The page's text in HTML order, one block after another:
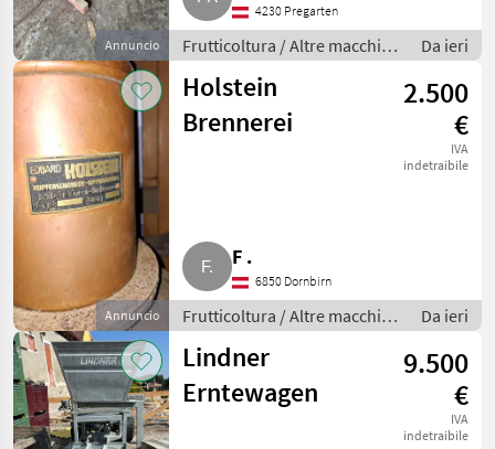
Annuncio
4230 Pregarten
Frutticoltura / Altre macchine
per frutticoltura
Da ieri
Annuncio
Holstein
Brennerei
2.500
€
IVA
indetraibile
F .
6850 Dornbirn
Frutticoltura / Altre macchine
per frutticoltura
Da ieri
Lindner
Erntewagen
9.500
€
IVA
indetraibile